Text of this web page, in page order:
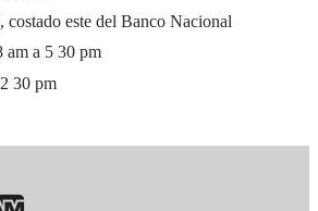
costado este del Banco Nacional
am a 5 30 pm
30 pm
American Express